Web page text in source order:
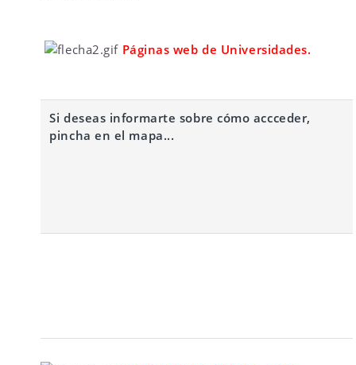
Páginas web de Universidades.
Si deseas informarte sobre cómo accceder,
pincha en el mapa...